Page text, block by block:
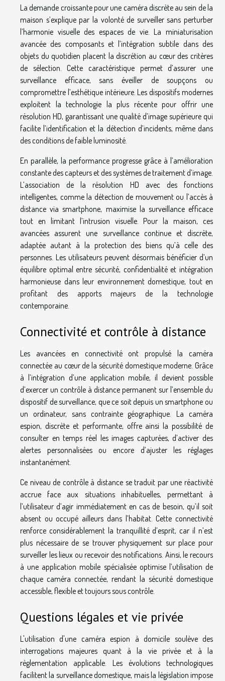
La demande croissante pour une caméra discrète au sein de la
maison s’explique par la volonté de surveiller sans perturber
l’harmonie visuelle des espaces de vie. La miniaturisation
avancée des composants et l’intégration subtile dans des
objets du quotidien placent la discrétion au cœur des critères
de sélection. Cette caractéristique permet d’assurer une
surveillance efficace, sans éveiller de soupçons ou
compromettre l’esthétique intérieure. Les dispositifs modernes
exploitent la technologie la plus récente pour offrir une
résolution HD, garantissant une qualité d’image supérieure qui
facilite l’identification et la détection d’incidents, même dans
des conditions de faible luminosité.
En parallèle, la performance progresse grâce à l’amélioration
constante des capteurs et des systèmes de traitement d’image.
L’association de la résolution HD avec des fonctions
intelligentes, comme la détection de mouvement ou l’accès à
distance via smartphone, maximise la surveillance efficace
tout en limitant l’intrusion visuelle. Pour la maison, ces
avancées assurent une surveillance continue et discrète,
adaptée autant à la protection des biens qu’à celle des
personnes. Les utilisateurs peuvent désormais bénéficier d’un
équilibre optimal entre sécurité, confidentialité et intégration
harmonieuse dans leur environnement domestique, tout en
profitant des apports majeurs de la technologie
contemporaine.
Connectivité et contrôle à distance
Les avancées en connectivité ont propulsé la caméra
connectée au cœur de la sécurité domestique moderne. Grâce
à l’intégration d’une application mobile, il devient possible
d’exercer un contrôle à distance permanent sur l’ensemble du
dispositif de surveillance, que ce soit depuis un smartphone ou
un ordinateur, sans contrainte géographique. La caméra
espion, discrète et performante, offre ainsi la possibilité de
consulter en temps réel les images capturées, d’activer des
alertes personnalisées ou encore d’ajuster les réglages
instantanément.
Ce niveau de contrôle à distance se traduit par une réactivité
accrue face aux situations inhabituelles, permettant à
l’utilisateur d’agir immédiatement en cas de besoin, qu’il soit
absent ou occupé ailleurs dans l’habitat. Cette connectivité
renforce considérablement la tranquillité d’esprit, car il n’est
plus nécessaire de se trouver physiquement sur place pour
surveiller les lieux ou recevoir des notifications. Ainsi, le recours
à une application mobile spécialisée optimise l’utilisation de
chaque caméra connectée, rendant la sécurité domestique
accessible, flexible et toujours sous contrôle.
Questions légales et vie privée
L'utilisation d'une caméra espion à domicile soulève des
interrogations majeures quant à la vie privée et à la
règlementation applicable. Les évolutions technologiques
facilitent la surveillance domestique, mais la législation impose